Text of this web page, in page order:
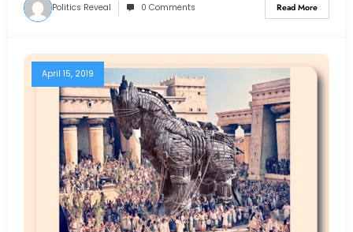
Politics Reveal 0 Comments Read More
April 15, 2019